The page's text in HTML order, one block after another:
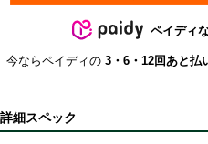
ペイディ
今ならペイディの 3・6・12回あと払
詳細スペック